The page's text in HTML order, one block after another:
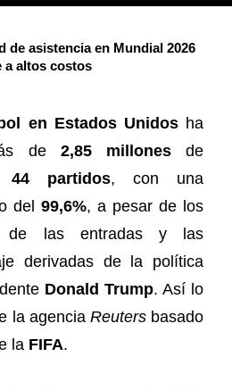
de asistencia en Mundial 2026
a altos costos
en Estados Unidosha
de 2,85 millonesde
44 partidos, con una
del99,6%, a pesar de los
de las entradas y las
derivadas de la política
Donald Trump. Así lo
la agencia Reutersbasado
la FIFA.